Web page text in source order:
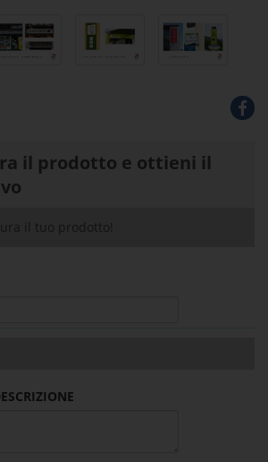
il prodotto e ottieni il
il tuo prodotto!